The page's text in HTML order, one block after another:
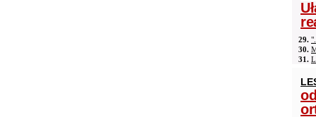
29.
30.
31.